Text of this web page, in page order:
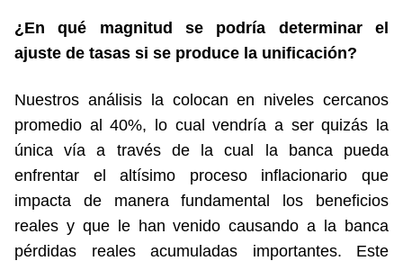
¿En qué magnitud se podría determinar el
ajuste de tasas si se produce la unificación?
Nuestros análisis la colocan en niveles cercanos
promedio al 40%, lo cual vendría a ser quizás la
única vía a través de la cual la banca pueda
enfrentar el altísimo proceso inflacionario que
impacta de manera fundamental los beneficios
reales y que le han venido causando a la banca
pérdidas reales acumuladas importantes. Este